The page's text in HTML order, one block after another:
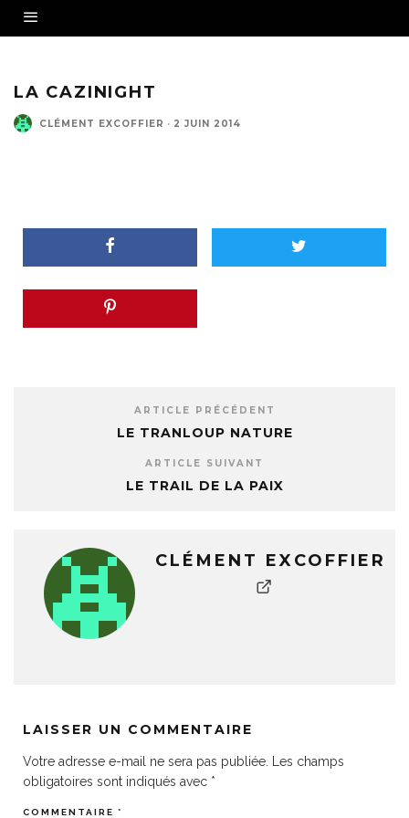
LA CAZINIGHT
CLÉMENT EXCOFFIER · 2 JUIN 2014
ARTICLE PRÉCÉDENT
LE TRANLOUP NATURE
ARTICLE SUIVANT
LE TRAIL DE LA PAIX
CLÉMENT EXCOFFIER
LAISSER UN COMMENTAIRE
Votre adresse e-mail ne sera pas publiée.
Les champs
obligatoires sont indiqués avec *
COMMENTAIRE *